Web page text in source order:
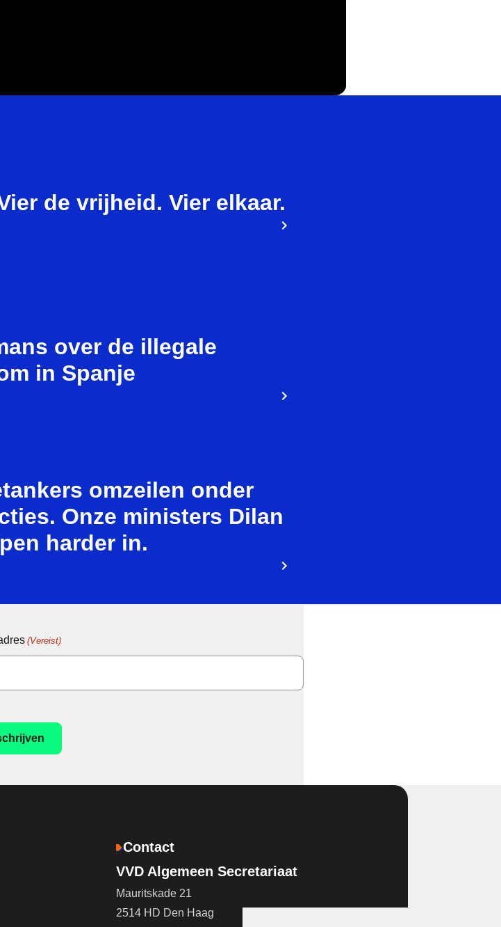
de vrijheid. Vier elkaar.
over de illegale
in Spanje
omzeilen onder
Onze ministers Dilan
harder in.
(Vereist)
Contact
VVD Algemeen Secretariaat
Mauritskade 21
2514 HD Den Haag